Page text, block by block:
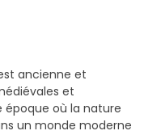
ancienne et
et
époque où la nature
un monde moderne